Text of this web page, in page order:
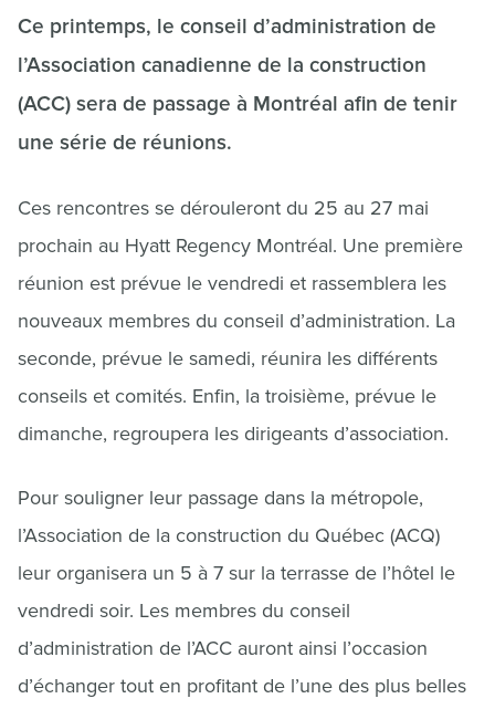
Ce printemps, le conseil d’administration de
l’Association canadienne de la construction
(ACC) sera de passage à Montréal afin de tenir
une série de réunions.
Ces rencontres se dérouleront du 25 au 27 mai
prochain au Hyatt Regency Montréal. Une première
réunion est prévue le vendredi et rassemblera les
nouveaux membres du conseil d’administration. La
seconde, prévue le samedi, réunira les différents
conseils et comités. Enfin, la troisième, prévue le
dimanche, regroupera les dirigeants d’association.
Pour souligner leur passage dans la métropole,
l’Association de la construction du Québec (ACQ)
leur organisera un 5 à 7 sur la terrasse de l’hôtel le
vendredi soir. Les membres du conseil
d’administration de l’ACC auront ainsi l’occasion
d’échanger tout en profitant de l’une des plus belles